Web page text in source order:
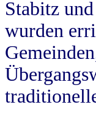
Stabitz
wurden